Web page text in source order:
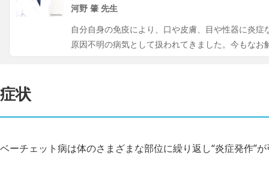
河野 肇 先生
自分自身の免疫により、口や皮膚、目や性器に炎
原因不明の病気として扱われてきました。今もなお
症状
ベーチェット病は体のさまざまな部位に繰り返し“炎症発作”